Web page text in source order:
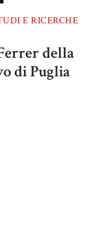
E RICERCHE
della
di Puglia